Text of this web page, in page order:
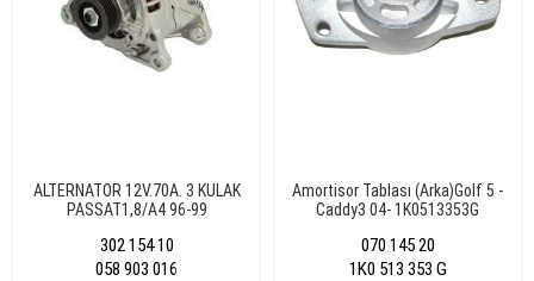
ALTERNATOR 12V.70A. 3 KULAK
PASSAT1,8/A4 96-99
302 154 10
058 903 016
Amortisor Tablası (Arka)Golf 5 -
Caddy3 04- 1K0513353G
070 145 20
1K0 513 353 G